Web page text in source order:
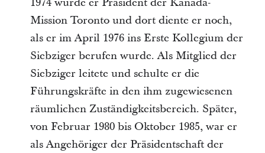
Mission Toronto und dort diente er noch,
als er im April 1976 ins Erste Kollegium der
Siebziger berufen wurde. Als Mitglied der
Siebziger leitete und schulte er die
Führungskräfte in den ihm zugewiesenen
räumlichen Zuständigkeitsbereich. Später,
von Februar 1980 bis Oktober 1985, war er
als Angehöriger der Präsidentschaft der